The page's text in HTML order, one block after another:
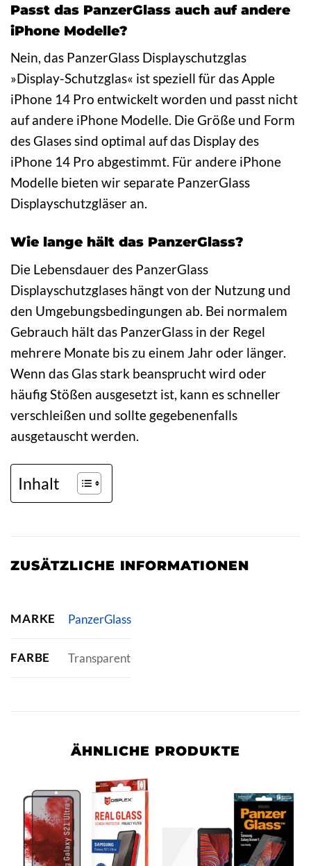
Passt das PanzerGlass auch auf andere
iPhone Modelle?
Nein, das PanzerGlass Displayschutzglas
»Display-Schutzglas« ist speziell für das Apple
iPhone 14 Pro entwickelt worden und passt nicht
auf andere iPhone Modelle. Die Größe und Form
des Glases sind optimal auf das Display des
iPhone 14 Pro abgestimmt. Für andere iPhone
Modelle bieten wir separate PanzerGlass
Displayschutzgläser an.
Wie lange hält das PanzerGlass?
Die Lebensdauer des PanzerGlass
Displayschutzglases hängt von der Nutzung und
den Umgebungsbedingungen ab. Bei normalem
Gebrauch hält das PanzerGlass in der Regel
mehrere Monate bis zu einem Jahr oder länger.
Wenn das Glas stark beansprucht wird oder
häufig Stößen ausgesetzt ist, kann es schneller
verschleißen und sollte gegebenenfalls
ausgetauscht werden.
Inhalt
ZUSÄTZLICHE INFORMATIONEN
MARKE PanzerGlass
FARBE Transparent
ÄHNLICHE PRODUKTE